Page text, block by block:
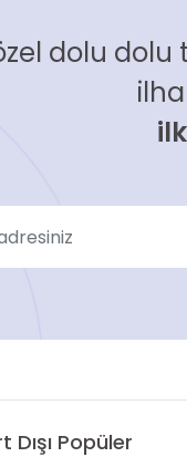
dolu
Dışı Popüler